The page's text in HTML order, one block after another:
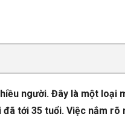
người. Đây là một loại
tới 35 tuổi. Việc nắm